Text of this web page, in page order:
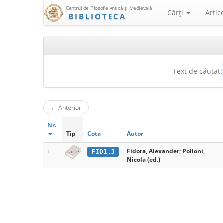
Centrul de Filosofie Antică şi Medievală
BIBLIOTECA Cărţi
Text de căutat:
← Anterior
Nr.
Tip
Cota Autor
1 Carte FID1.3
Fidora, Alexander; Polloni,
Nicola (ed.)